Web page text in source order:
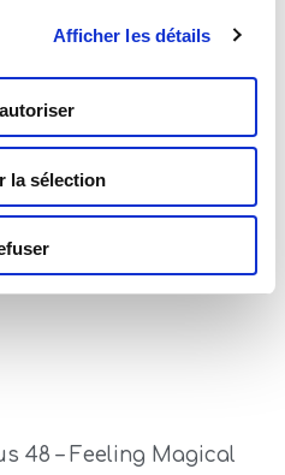
Afficher les détails
la sélection
Maxifloor 60
more
48 – Feeling Magical